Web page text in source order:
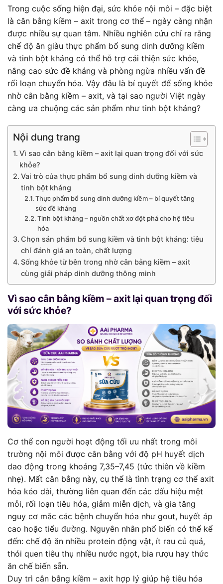
Trong cuộc sống hiện đại, sức khỏe nội môi – đặc biệt
là cân bằng kiềm – axit trong cơ thể – ngày càng nhận
được nhiều sự quan tâm. Nhiều nghiên cứu chỉ ra rằng
chế độ ăn giàu thực phẩm bổ sung dinh dưỡng kiềm
và tinh bột kháng có thể hỗ trợ cải thiện sức khỏe,
nâng cao sức đề kháng và phòng ngừa nhiều vấn đề
rối loạn chuyển hóa. Vậy đâu là bí quyết để sống khỏe
nhờ cân bằng kiềm – axit, và tại sao người Việt ngày
càng ưa chuộng các sản phẩm như tinh bột kháng?
Nội dung trang
Vì sao cân bằng kiềm – axit lại quan trọng đối với sức
khỏe?
Vai trò của thực phẩm bổ sung dinh dưỡng kiềm và
tinh bột kháng
Thực phẩm bổ sung dinh dưỡng kiềm – bí quyết tăng
sức đề kháng
Tinh bột kháng – nguồn chất xơ đột phá cho hệ tiêu
hóa
Chọn sản phẩm bổ sung kiềm và tinh bột kháng: tiêu
chí đánh giá an toàn, chất lượng
Sống khỏe từ bên trong nhờ cân bằng kiềm – axit
cùng giải pháp dinh dưỡng thông minh
Vì sao cân bằng kiềm – axit lại quan trọng đối
với sức khỏe?
Cơ thể con người hoạt động tối ưu nhất trong môi
trường nội môi được cân bằng với độ pH huyết dịch
dao động trong khoảng 7,35–7,45 (tức thiên về kiềm
nhẹ). Mất cân bằng này, cụ thể là tình trạng cơ thể axit
hóa kéo dài, thường liên quan đến các dấu hiệu mệt
mỏi, rối loạn tiêu hóa, giảm miễn dịch, và gia tăng
nguy cơ mắc các bệnh chuyển hóa như gout, huyết áp
cao hoặc tiểu đường. Nguyên nhân phổ biến có thể kể
đến: chế độ ăn nhiều protein động vật, ít rau củ quả,
thói quen tiêu thụ nhiều nước ngọt, bia rượu hay thức
ăn chế biến sẵn.
Duy trì cân bằng kiềm – axit hợp lý giúp hệ tiêu hóa